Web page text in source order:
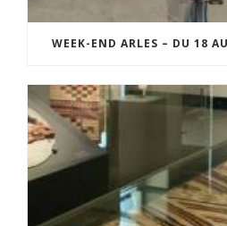
WEEK-END ARLES – DU 18